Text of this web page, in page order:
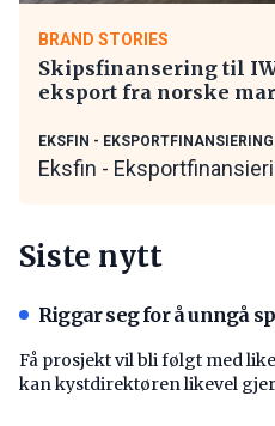
BRAND STORIES
Skipsfinansering til
eksport fra norske
EKSFIN -
Eksfin -
Siste nytt
Riggar seg for å unngå
Få prosjekt vil bli følgt med
kan kystdirektøren likevel